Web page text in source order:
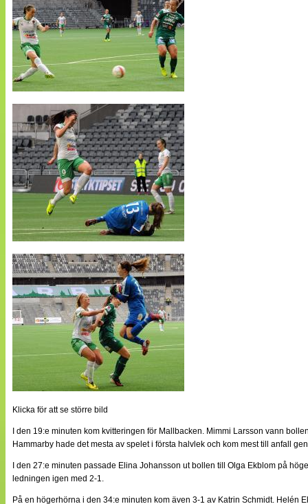
Klicka för att se större bild
I den 19:e minuten kom kvitteringen för Mallbacken. Mimmi Larsson vann
Hammarby hade det mesta av spelet i första halvlek och kom mest till anfall
I den 27:e minuten passade Elina Johansson ut bollen till Olga Ekblom på
ledningen igen med 2-1.
På en högerhörna i den 34:e minuten kom även 3-1 av Katrin Schmidt. Helén